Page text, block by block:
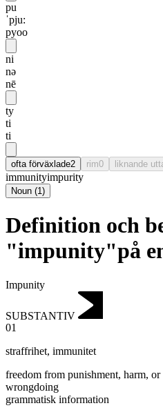
pu
ˈpju:
pyoo
ni
nə
nē
ty
ti
ti
ofta förväxlade2 rim0 liknande
immunityimpurity
Noun (1)
Definition och
"impunity"på
Impunity
SUBSTANTIV
01
straffrihet, immunitet
freedom from punishment, harm, or
wrongdoing
grammatisk information